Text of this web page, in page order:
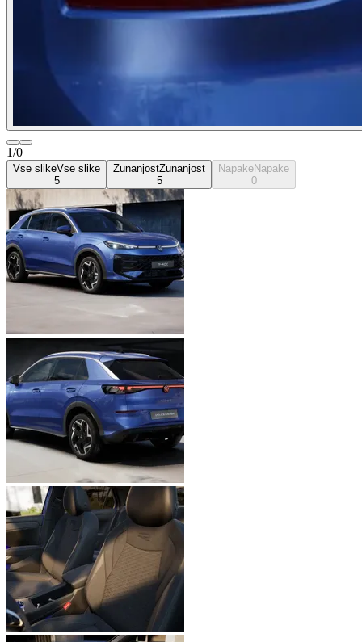
1/0
Vse slikeVse slike
5
ZunanjostZunanjost
5
NapakeNapake
0